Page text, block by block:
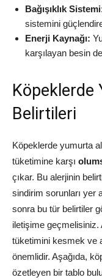
Bağışıklık
sistemini
Enerji Kaynağı:
karşılayan besin
Köpeklerde
Belirtileri
Köpeklerde yumurta
tüketimine karşı
çıkar. Bu alerjinin
sindirim sorunları yer
sonra bu tür belirtiler
iletişime
tüketimini kesmek ve
önemlidir. Aşağıda,
özetleyen bir tablo